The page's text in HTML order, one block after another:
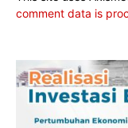
comment data is